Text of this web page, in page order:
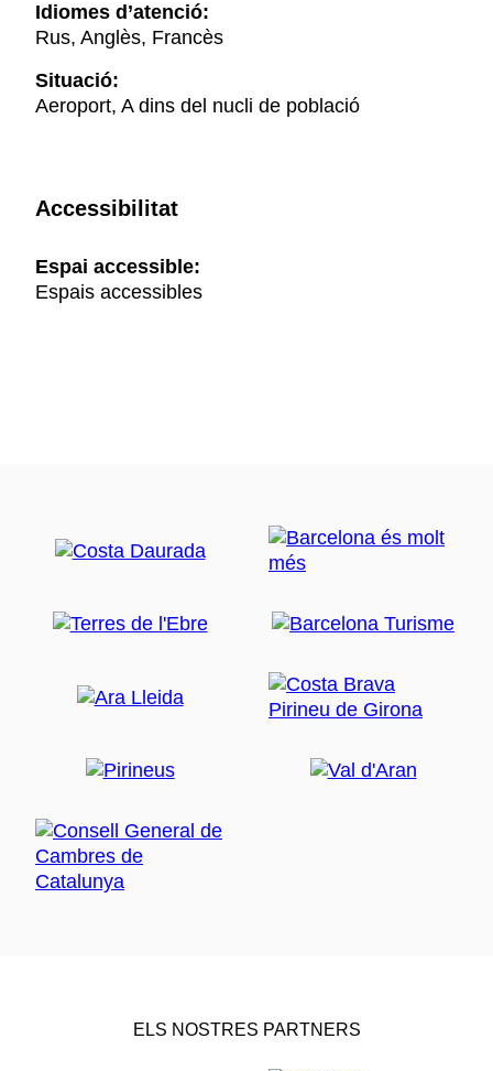
Idiomes d’atenció:
Rus, Anglès, Francès
Situació:
Aeroport, A dins del nucli de població
Accessibilitat
Espai accessible:
Espais accessibles
ELS NOSTRES PARTNERS